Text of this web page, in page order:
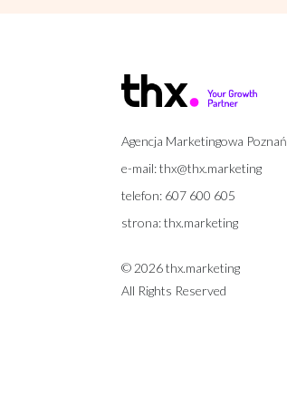
Agencja Marketingowa Poznań
e-mail:thx@thx.marketing
telefon: 607 600 605
strona:thx.marketing
© 2026 thx.marketing
All Rights Reserved